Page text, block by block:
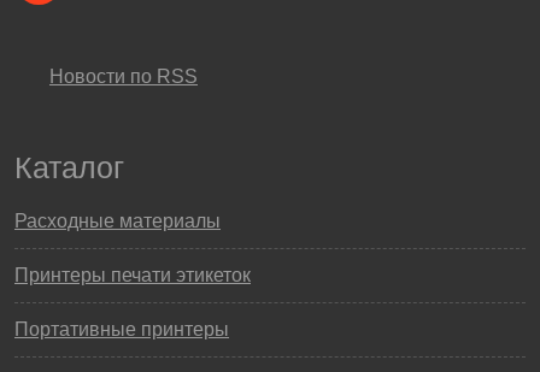
Новости по RSS
Каталог
Расходные материалы
Принтеры печати этикеток
Портативные принтеры